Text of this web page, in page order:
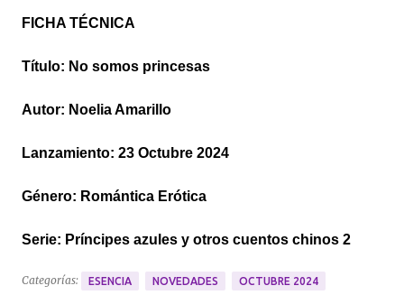
FICHA TÉCNICA
Título: No somos princesas
Autor: Noelia Amarillo
Lanzamiento: 23 Octubre 2024
Género: Romántica Erótica
Serie: Príncipes azules y otros cuentos chinos 2
Categorías: ESENCIA NOVEDADES OCTUBRE 2024